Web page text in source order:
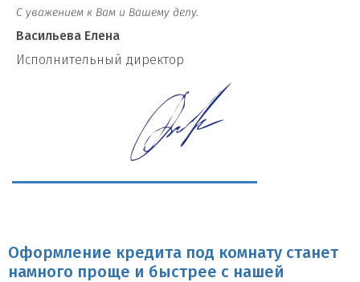
С уважением к Вам и Вашему делу.
Васильева Елена
И сполнительный директор
Оформление кредита под комнату станет
намного проще и быстрее с нашей